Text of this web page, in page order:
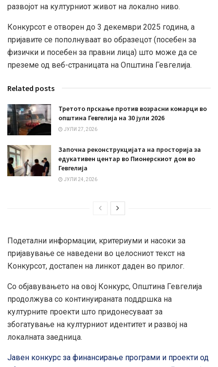
развојот на културниот живот на локално ниво.
Конкурсот е отворен до 3 декември 2025 година, а
пријавите се пополнуваат во образецот (посебен за
физички и посебен за правни лица) што може да се
преземе од веб-страницата на Општина Гевгелија.
Related posts
Третото прскање против возрасни комарци во
општина Гевгелија на 30 јули 2026
ЈУЛИ 27, 2026
Започна реконструкцијата на просторија за
едукативен центар во Пионерскиот дом во
Гевгелија
ЈУЛИ 24, 2026
Подетални информации, критериуми и насоки за
пријавување се наведени во целосниот текст на
Конкурсот, достапен на линкот даден во прилог.
Со објавувањето на овој Конкурс, Општина Гевгелија
продолжува со континуираната поддршка на
културните проекти што придонесуваат за
збогатување на културниот идентитет и развој на
локалната заедница.
Јавен конкурс за финансирање програми и проекти од